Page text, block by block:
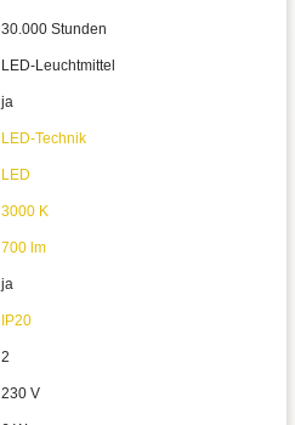
30.000 Stunden
LED-Leuchtmittel
ja
LED-Technik
LED
3000 K
700 lm
ja
IP20
2
230 V